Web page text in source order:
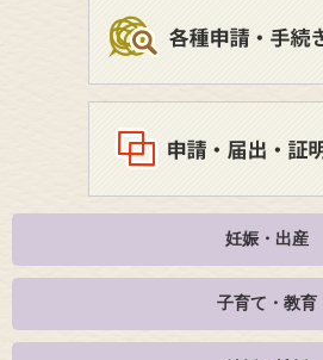
妊娠・出産
子育て・教育